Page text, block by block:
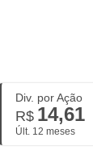
Div. por Ação
R$ 14,61
Últ. 12 meses